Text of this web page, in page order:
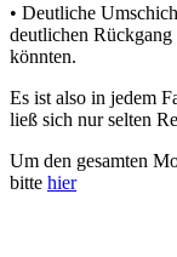
• Deutliche
deutlichen
könnten.
Es ist also in jedem
ließ sich nur selten
Um den gesamten
bitte hier